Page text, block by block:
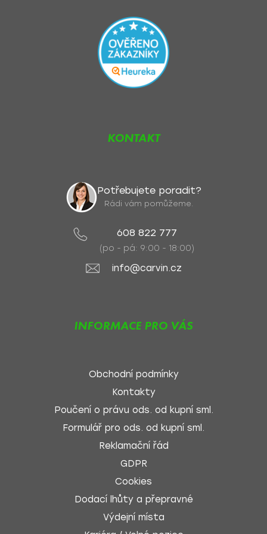
KONTAKT
Potřebujete poradit?
Rádi vám pomůžeme.
608 822 777
(po - pá: 9:00 - 18:00)
info@carvin.cz
INFORMACE PRO VÁS
Obchodní podmínky
Kontakty
Poučení o právu ods. od kupní sml.
Formulář pro ods. od kupní sml.
Reklamační řád
GDPR
Cookies
Dodací lhůty a přepravné
Výdejní místa